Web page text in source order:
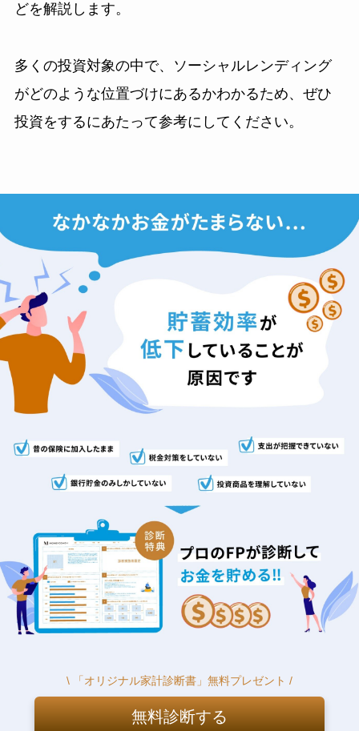
どを解説します。
多くの投資対象の中で、ソーシャルレンディング
がどのような位置づけにあるかわかるため、ぜひ
投資をするにあたって参考にしてください。
\ 「オリジナル家計診断書」無料プレゼント /
無料診断する